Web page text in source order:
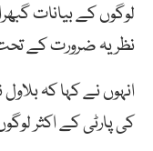
لوگوں کے بیانات
نظریہ ضرورت کے
انہوں نے کہا کہ
کی پارٹی کے اکثر